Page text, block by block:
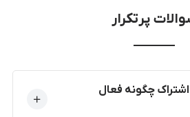
پرتکرار
چگونه فعال